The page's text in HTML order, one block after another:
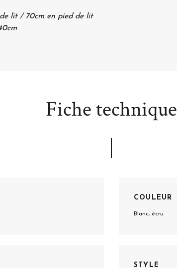
de lit / 70cm en pied de lit
Fiche technique
COULEUR
Blanc, écru
STYLE